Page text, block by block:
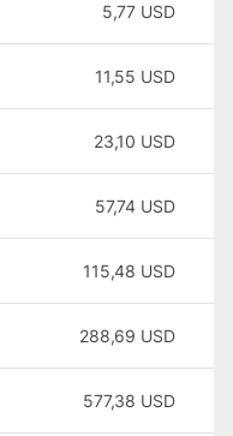
5,77 USD
11,55 USD
23,10 USD
57,74 USD
115,48 USD
288,69 USD
577,38 USD